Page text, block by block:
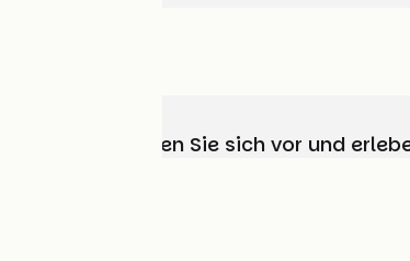
Wählen, bereiten Sie sich vor und